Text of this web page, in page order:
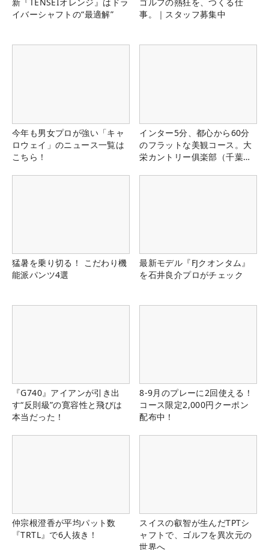
イバーシャフトの“最適解”
事。｜スタッフ募集中
今年も男女プロが強い「キャ
ロウェイ」のニュース一覧は
こちら！
インター5分、都心から60分
のフラットな美観コース。大
栄カントリー俱楽部（千葉
猛暑を乗り切る！ こだわり機
能派パンツ4選
最新モデル『FJクオンタム』
を石井良介プロがチェック
『G740』アイアンが引き出
す“反則級”の寛容性と飛びは
本当だった！
8-9月のプレーに2回使える！
コース限定2,000円クーポン
配布中！
仲宗根澄香が平均パット数
『TRTL』で6人抜き！
スイスの叡智が生んだTPTシ
ャフトで、ゴルフを異次元の
世界へ